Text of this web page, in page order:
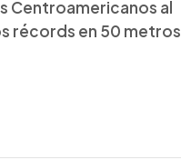
Centroamericanos al
récords en 50 metros